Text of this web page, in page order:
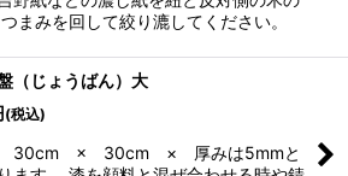
まみを回して絞り漉してください。
（じょうばん）大
(税込)
30cm × 30cm × 厚みは5mmと